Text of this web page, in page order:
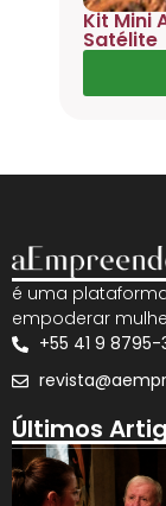
Kit Mini
Satélite
é uma
empoderar
+55 41 9
Últimos